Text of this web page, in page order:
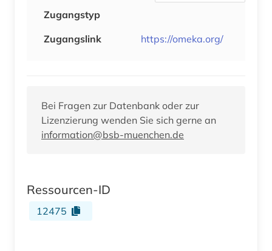
Zugangstyp
Zugangslink
https://omeka.org/
Bei Fragen zur Datenbank oder zur
Lizenzierung wenden Sie sich gerne an
information@bsb-muenchen.de
Ressourcen-ID
12475